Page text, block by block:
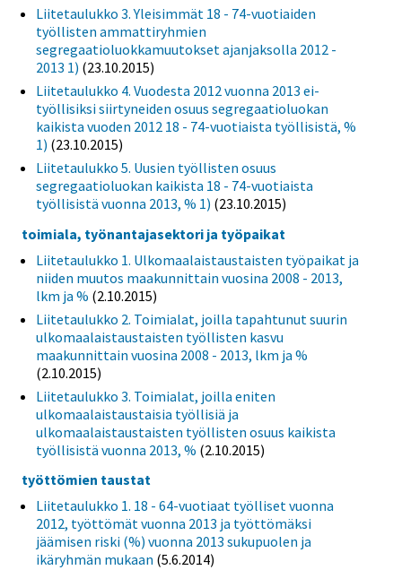
Liitetaulukko 3. Yleisimmät 18 - 74-vuotiaiden
työllisten ammattiryhmien
segregaatioluokkamuutokset ajanjaksolla 2012 -
2013 1) (23.10.2015)
Liitetaulukko 4. Vuodesta 2012 vuonna 2013 ei-
työllisiksi siirtyneiden osuus segregaatioluokan
kaikista vuoden 2012 18 - 74-vuotiaista työllisistä, %
1) (23.10.2015)
Liitetaulukko 5. Uusien työllisten osuus
segregaatioluokan kaikista 18 - 74-vuotiaista
työllisistä vuonna 2013, % 1) (23.10.2015)
toimiala, työnantajasektori ja työpaikat
Liitetaulukko 1. Ulkomaalaistaustaisten työpaikat ja
niiden muutos maakunnittain vuosina 2008 - 2013,
lkm ja % (2.10.2015)
Liitetaulukko 2. Toimialat, joilla tapahtunut suurin
ulkomaalaistaustaisten työllisten kasvu
maakunnittain vuosina 2008 - 2013, lkm ja %
(2.10.2015)
Liitetaulukko 3. Toimialat, joilla eniten
ulkomaalaistaustaisia työllisiä ja
ulkomaalaistaustaisten työllisten osuus kaikista
työllisistä vuonna 2013, % (2.10.2015)
työttömien taustat
Liitetaulukko 1. 18 - 64-vuotiaat työlliset vuonna
2012, työttömät vuonna 2013 ja työttömäksi
jäämisen riski (%) vuonna 2013 sukupuolen ja
ikäryhmän mukaan (5.6.2014)